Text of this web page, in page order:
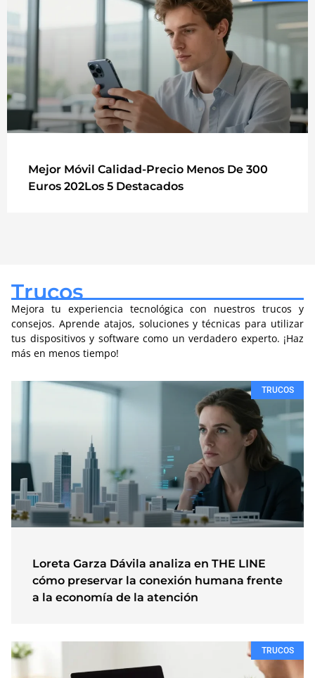
Mejor Móvil Calidad-Precio Menos De 300
Euros 202Los 5 Destacados
Trucos
Mejora tu experiencia tecnológica con nuestros trucos y
consejos. Aprende atajos, soluciones y técnicas para utilizar
tus dispositivos y software como un verdadero experto. ¡Haz
más en menos tiempo!
TRUCOS
Loreta Garza Dávila analiza en THE LINE
cómo preservar la conexión humana frente
a la economía de la atención
TRUCOS